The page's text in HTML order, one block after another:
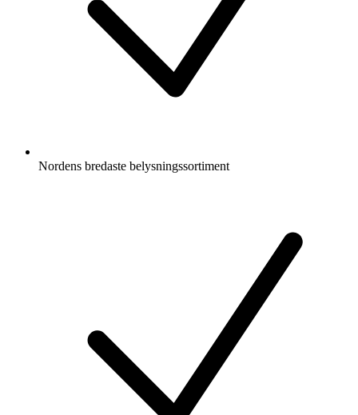
Nordens bredaste belysningssortiment